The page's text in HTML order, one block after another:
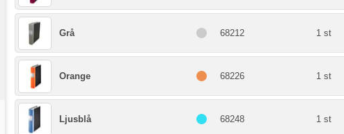
Grå 68212 1 st
Orange 68226 1 st
Ljusblå 68248 1 st